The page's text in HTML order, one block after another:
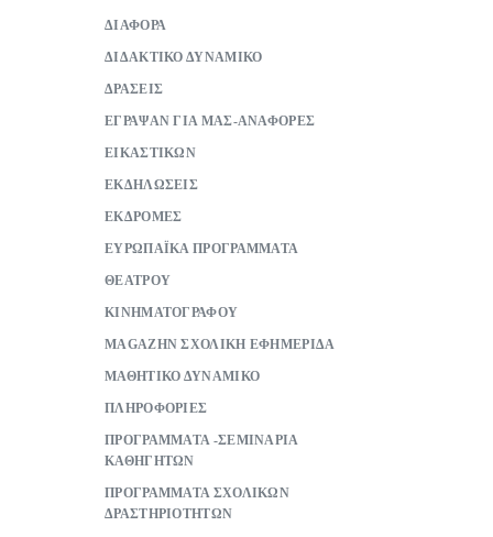
ΔΙΑΦΟΡΑ
ΔΙΔΑΚΤΙΚΟ ΔΥΝΑΜΙΚΟ
ΔΡΑΣΕΙΣ
ΕΓΡΑΨΑΝ ΓΙΑ ΜΑΣ-ΑΝΑΦΟΡΕΣ
ΕΙΚΑΣΤΙΚΩΝ
ΕΚΔΗΛΩΣΕΙΣ
ΕΚΔΡΟΜΕΣ
ΕΥΡΩΠΑΪΚΑ ΠΡΟΓΡΑΜΜΑΤΑ
ΘΕΑΤΡΟΥ
ΚΙΝΗΜΑΤΟΓΡΑΦΟΥ
ΜAGAZHN ΣΧΟΛΙΚΗ ΕΦΗΜΕΡΙΔΑ
ΜΑΘΗΤΙΚΟ ΔΥΝΑΜΙΚΟ
ΠΛΗΡΟΦΟΡΙΕΣ
ΠΡΟΓΡΑΜΜΑΤΑ -ΣΕΜΙΝΑΡΙΑ
ΚΑΘΗΓΗΤΩΝ
ΠΡΟΓΡΑΜΜΑΤΑ ΣΧΟΛΙΚΩΝ
ΔΡΑΣΤΗΡΙΟΤΗΤΩΝ